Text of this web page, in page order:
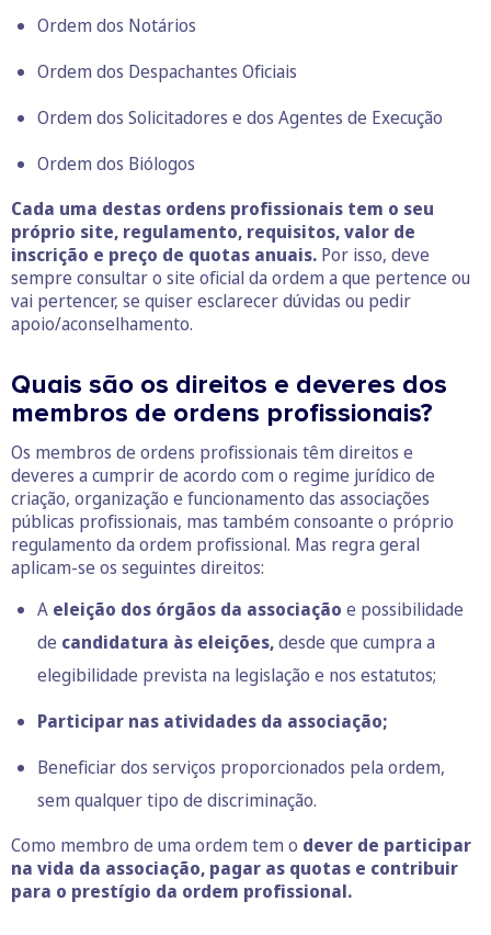
Ordem dos Notários
Ordem dos Despachantes Oficiais
Ordem dos Solicitadores e dos Agentes de Execução
Ordem dos Biólogos
Cada uma destas ordens profissionais tem o seu
próprio site, regulamento, requisitos, valor de
inscrição e preço de quotas anuais. Por isso, deve
sempre consultar o site oficial da ordem a que pertence ou
vai pertencer, se quiser esclarecer dúvidas ou pedir
apoio/aconselhamento.
Quais são os direitos e deveres dos
membros de ordens profissionais?
Os membros de ordens profissionais têm direitos e
deveres a cumprir de acordo com o regime jurídico de
criação, organização e funcionamento das associações
públicas profissionais, mas também consoante o próprio
regulamento da ordem profissional. Mas regra geral
aplicam-se os seguintes direitos:
A eleição dos órgãos da associação e possibilidade
de candidatura às eleições,desde que cumpra a
elegibilidade prevista na legislação e nos estatutos;
Participar nas atividades da associação;
Beneficiar dos serviços proporcionados pela ordem,
sem qualquer tipo de discriminação.
Como membro de uma ordem tem o dever de participar
na vida da associação, pagar as quotas e contribuir
para o prestígio da ordem profissional.